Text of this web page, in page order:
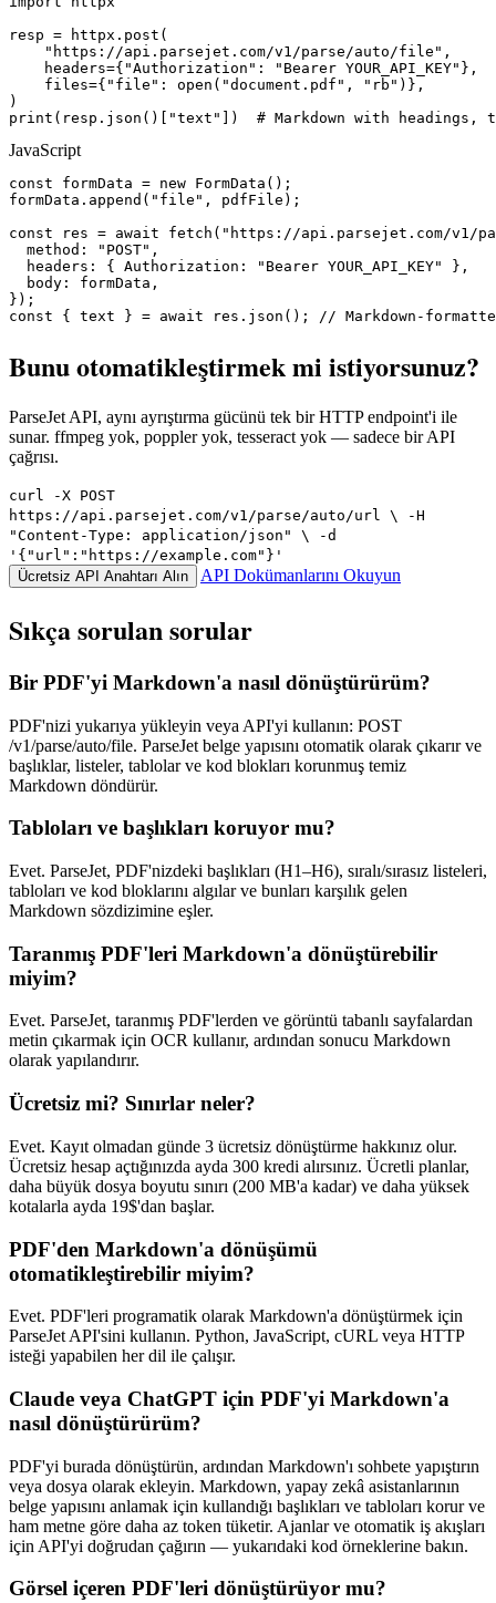
resp = httpx.post(
    "https://api.parsejet.com/v1/parse/auto/file",
    headers={"Authorization": "Bearer YOUR_API_KEY"},
    files={"file": open("document.pdf", "rb")},
)
print(resp.json()["text"])  # Markdown with headings,
JavaScript
const formData = new FormData();
formData.append("file", pdfFile);
const res = await fetch("https://api.parsejet.com/v1/
  method: "POST",
  headers: { Authorization: "Bearer YOUR_API_KEY" },
  body: formData,
});
const { text } = await res.json(); // Markdown-
Bunu otomatikleştirmek mi istiyorsunuz?
ParseJet API, aynı ayrıştırma gücünü tek bir HTTP endpoint'i ile
sunar. ffmpeg yok, poppler yok, tesseract yok — sadece bir API
çağrısı.
curl -X POST
https://api.parsejet.com/v1/parse/auto/url \ -H
"Content-Type: application/json" \ -d
'{"url":"https://example.com"}'
Ücretsiz API Anahtarı Alın
API Dokümanlarını Okuyun
Sıkça sorulan sorular
Bir PDF'yi Markdown'a nasıl dönüştürürüm?
PDF'nizi yukarıya yükleyin veya API'yi kullanın: POST
/v1/parse/auto/file. ParseJet belge yapısını otomatik olarak çıkarır ve
başlıklar, listeler, tablolar ve kod blokları korunmuş temiz
Markdown döndürür.
Tabloları ve başlıkları koruyor mu?
Evet. ParseJet, PDF'nizdeki başlıkları (H1–H6), sıralı/sırasız listeleri,
tabloları ve kod bloklarını algılar ve bunları karşılık gelen
Markdown sözdizimine eşler.
Taranmış PDF'leri Markdown'a dönüştürebilir
miyim?
Evet. ParseJet, taranmış PDF'lerden ve görüntü tabanlı sayfalardan
metin çıkarmak için OCR kullanır, ardından sonucu Markdown
olarak yapılandırır.
Ücretsiz mi? Sınırlar neler?
Evet. Kayıt olmadan günde 3 ücretsiz dönüştürme hakkınız olur.
Ücretsiz hesap açtığınızda ayda 300 kredi alırsınız. Ücretli planlar,
daha büyük dosya boyutu sınırı (200 MB'a kadar) ve daha yüksek
kotalarla ayda 19$'dan başlar.
PDF'den Markdown'a dönüşümü
otomatikleştirebilir miyim?
Evet. PDF'leri programatik olarak Markdown'a dönüştürmek için
ParseJet API'sini kullanın. Python, JavaScript, cURL veya HTTP
isteği yapabilen her dil ile çalışır.
Claude veya ChatGPT için PDF'yi Markdown'a
nasıl dönüştürürüm?
PDF'yi burada dönüştürün, ardından Markdown'ı sohbete yapıştırın
veya dosya olarak ekleyin. Markdown, yapay zekâ asistanlarının
belge yapısını anlamak için kullandığı başlıkları ve tabloları korur ve
ham metne göre daha az token tüketir. Ajanlar ve otomatik iş akışları
için API'yi doğrudan çağırın — yukarıdaki kod örneklerine bakın.
Görsel içeren PDF'leri dönüştürüyor mu?